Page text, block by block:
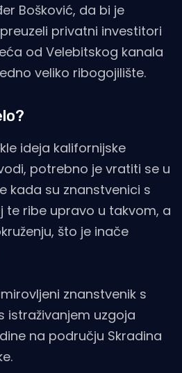
Bošković, da bi je
privatni investitori
od Velebitskog kanala
veliko ribogojilište.
ideja kalifornijske
potrebno je vratiti se u
kada su znanstvenici s
te ribe upravo u takvom, a
što je inače
znanstvenik s
istraživanjem uzgoja
na području Skradina